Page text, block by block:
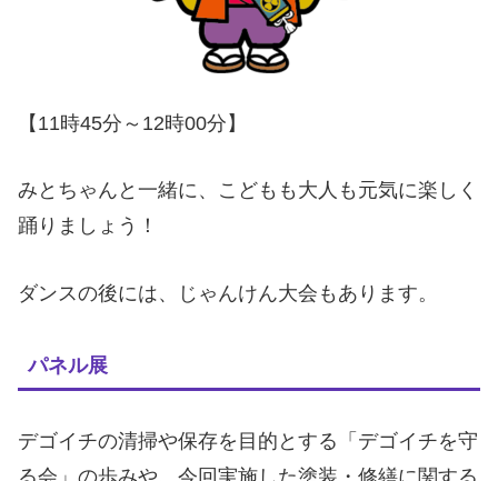
【11時45分～12時00分】
みとちゃんと一緒に、こどもも大人も元気に楽しく
踊りましょう！
ダンスの後には、じゃんけん大会もあります。
パネル展
デゴイチの清掃や保存を目的とする「デゴイチを守